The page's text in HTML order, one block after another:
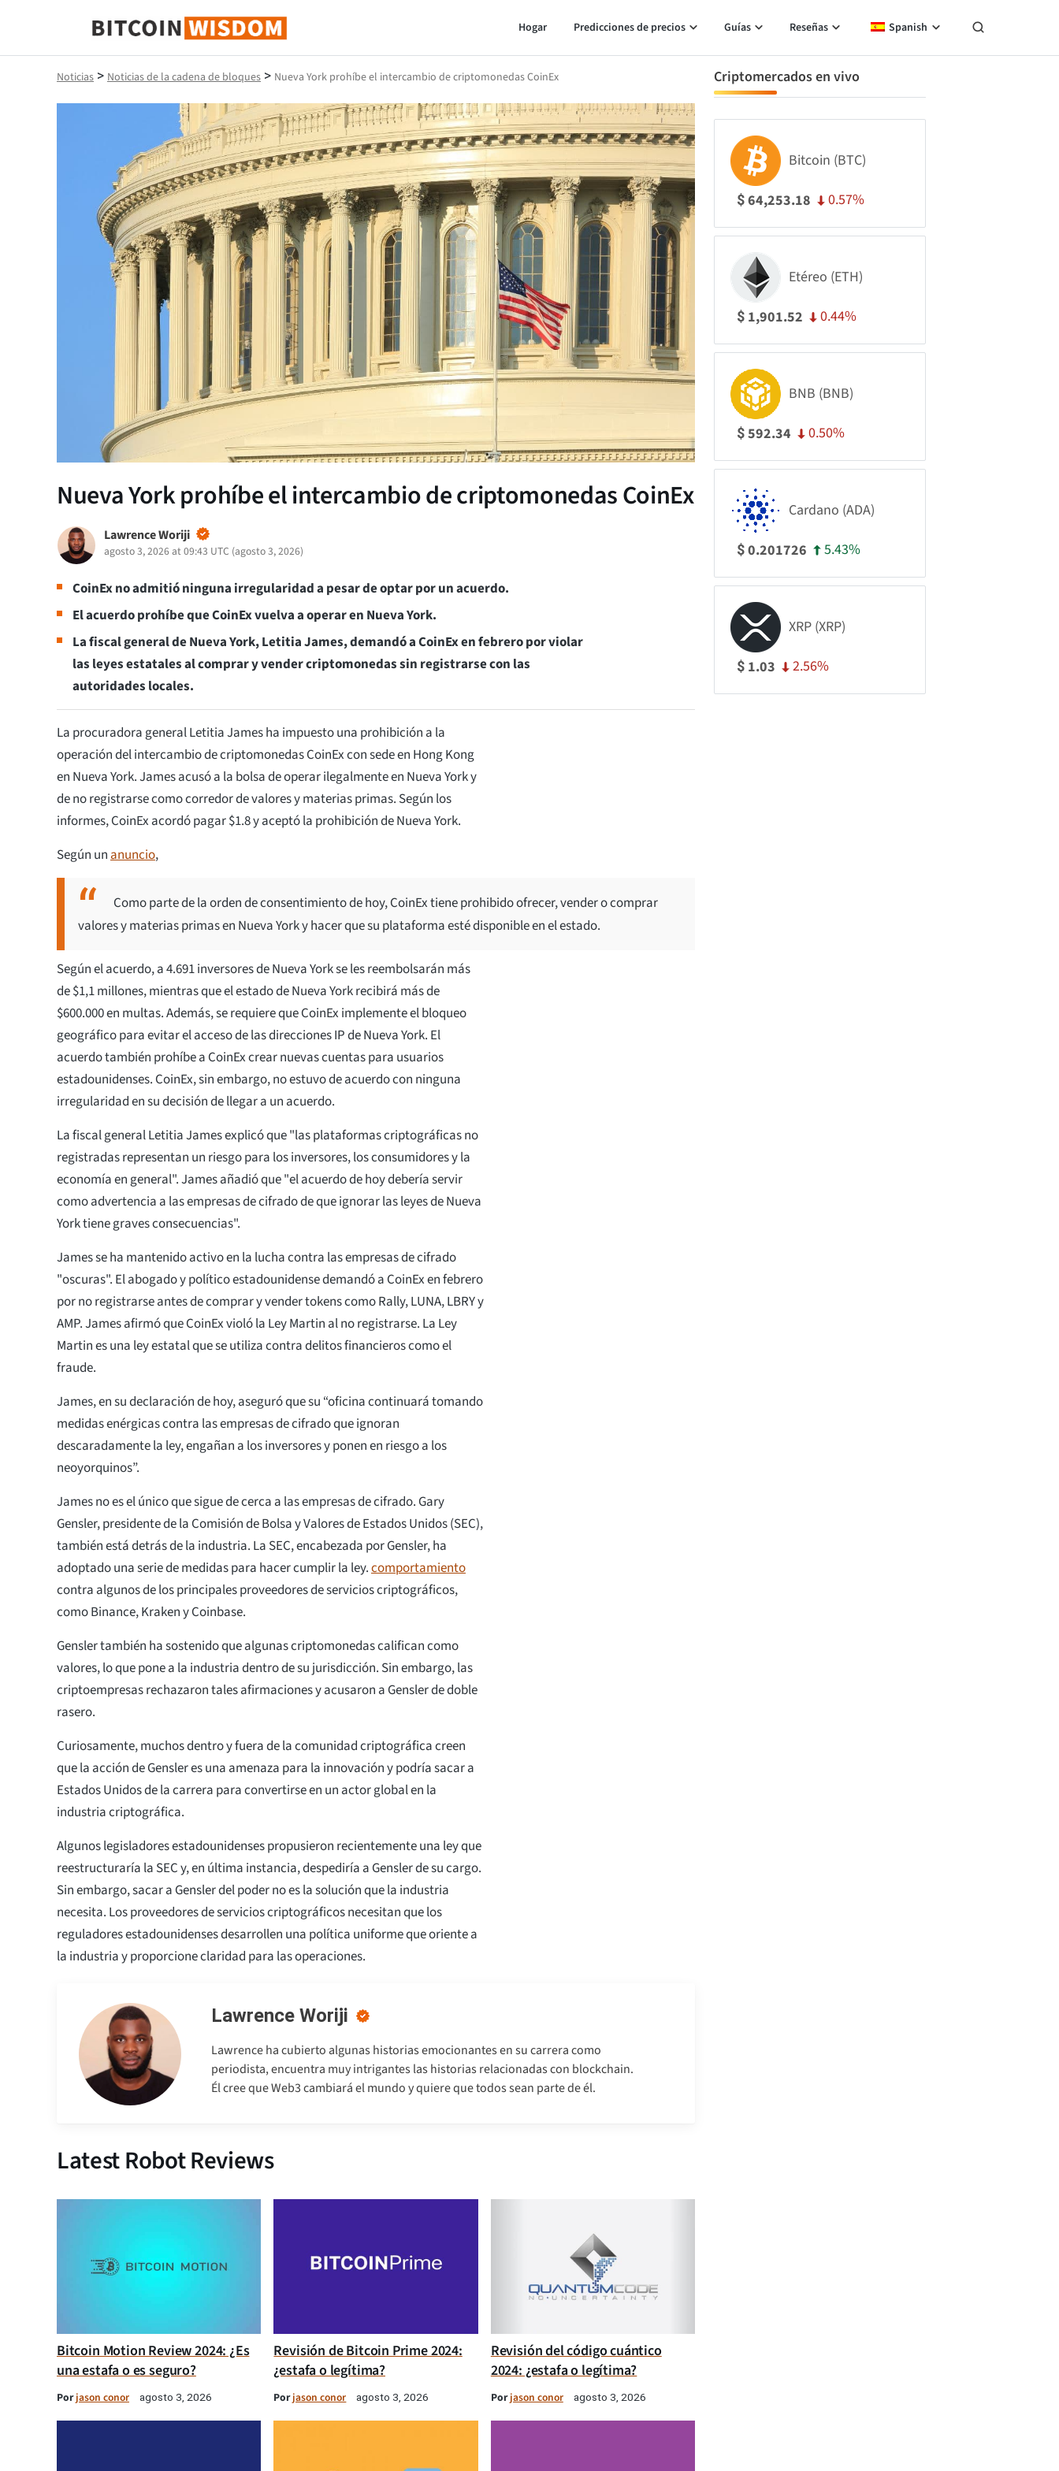
Sabiduría de Bitcoin
Hogar Predicciones de precios Guías Reseñas Spanish
Noticias > Noticias de la cadena de bloques > Nueva York prohíbe el intercambio de criptomonedas CoinEx
Nueva York prohíbe el intercambio de criptomonedas CoinEx
Lawrence Woriji
agosto 3, 2026 at 09:43 UTC (agosto 3, 2026)
CoinEx no admitió ninguna irregularidad a pesar de optar por un acuerdo.
El acuerdo prohíbe que CoinEx vuelva a operar en Nueva York.
La fiscal general de Nueva York, Letitia James, demandó a CoinEx en febrero por violar
las leyes estatales al comprar y vender criptomonedas sin registrarse con las
autoridades locales.
La procuradora general Letitia James ha impuesto una prohibición a la
operación del intercambio de criptomonedas CoinEx con sede en Hong Kong
en Nueva York. James acusó a la bolsa de operar ilegalmente en Nueva York y
de no registrarse como corredor de valores y materias primas. Según los
informes, CoinEx acordó pagar $1.8 y aceptó la prohibición de Nueva York.
Según un anuncio,
Como parte de la orden de consentimiento de hoy, CoinEx tiene prohibido ofrecer, vender o comprar
valores y materias primas en Nueva York y hacer que su plataforma esté disponible en el estado.
Según el acuerdo, a 4.691 inversores de Nueva York se les reembolsarán más
de $1,1 millones, mientras que el estado de Nueva York recibirá más de
$600.000 en multas. Además, se requiere que CoinEx implemente el bloqueo
geográfico para evitar el acceso de las direcciones IP de Nueva York. El
acuerdo también prohíbe a CoinEx crear nuevas cuentas para usuarios
estadounidenses. CoinEx, sin embargo, no estuvo de acuerdo con ninguna
irregularidad en su decisión de llegar a un acuerdo.
La fiscal general Letitia James explicó que "las plataformas criptográficas no
registradas representan un riesgo para los inversores, los consumidores y la
economía en general". James añadió que "el acuerdo de hoy debería servir
como advertencia a las empresas de cifrado de que ignorar las leyes de Nueva
York tiene graves consecuencias".
James se ha mantenido activo en la lucha contra las empresas de cifrado
"oscuras". El abogado y político estadounidense demandó a CoinEx en febrero
por no registrarse antes de comprar y vender tokens como Rally, LUNA, LBRY y
AMP. James afirmó que CoinEx violó la Ley Martin al no registrarse. La Ley
Martin es una ley estatal que se utiliza contra delitos financieros como el
fraude.
James, en su declaración de hoy, aseguró que su “oficina continuará tomando
medidas enérgicas contra las empresas de cifrado que ignoran
descaradamente la ley, engañan a los inversores y ponen en riesgo a los
neoyorquinos”.
James no es el único que sigue de cerca a las empresas de cifrado. Gary
Gensler, presidente de la Comisión de Bolsa y Valores de Estados Unidos (SEC),
también está detrás de la industria. La SEC, encabezada por Gensler, ha
adoptado una serie de medidas para hacer cumplir la ley.comportamiento
contra algunos de los principales proveedores de servicios criptográficos,
como Binance, Kraken y Coinbase.
Gensler también ha sostenido que algunas criptomonedas califican como
valores, lo que pone a la industria dentro de su jurisdicción. Sin embargo, las
criptoempresas rechazaron tales afirmaciones y acusaron a Gensler de doble
rasero.
Curiosamente, muchos dentro y fuera de la comunidad criptográfica creen
que la acción de Gensler es una amenaza para la innovación y podría sacar a
Estados Unidos de la carrera para convertirse en un actor global en la
industria criptográfica.
Algunos legisladores estadounidenses propusieron recientemente una ley que
reestructuraría la SEC y, en última instancia, despediría a Gensler de su cargo.
Sin embargo, sacar a Gensler del poder no es la solución que la industria
necesita. Los proveedores de servicios criptográficos necesitan que los
reguladores estadounidenses desarrollen una política uniforme que oriente a
la industria y proporcione claridad para las operaciones.
Lawrence Woriji
Lawrence ha cubierto algunas historias emocionantes en su carrera como
periodista, encuentra muy intrigantes las historias relacionadas con blockchain.
Él cree que Web3 cambiará el mundo y quiere que todos sean parte de él.
Latest Robot Reviews
Bitcoin Motion Review 2024: ¿Es
una estafa o es seguro?
Porjason conor agosto 3, 2026
Revisión de Bitcoin Prime 2024:
¿estafa o legítima?
Porjason conor agosto 3, 2026
Revisión del código cuántico
2024: ¿estafa o legítima?
Porjason conor agosto 3, 2026
Criptomercados en vivo
Bitcoin (BTC)
$64,253.18 0.57%
Etéreo (ETH)
$ 1,901.52 0.44%
BNB (BNB)
$592.34 0.50%
Cardano (ADA)
$0.201726 5.43%
XRP (XRP)
$ 1.03 2.56%